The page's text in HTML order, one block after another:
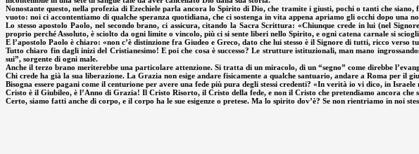
Nonostante questo, nella profezia di Ezechiele parla ancora lo Spirito di Dio, che tramite i giusti, pochi o tanti che
vuoto: noi ci accontentiamo di qualche speranza quotidiana, che ci sostenga in vita appena apriamo gli occhi dopo una
Lo stesso apostolo Paolo, nel secondo brano, ci assicura, citando la Sacra Scrittura: «Chiunque crede in lui (nel
proprio perché Assoluto, è sciolto da ogni limite o vincolo, più ci si sente liberi nello Spirito, e ogni catena carnale si
E l’apostolo Paolo è chiaro: «non c’è distinzione fra Giudeo e Greco, dato che lui stesso è il Signore di tutti, ricco
Tutto chiaro fin dagli inizi del Cristianesimo! E poi che cosa è successo? Le strutture istituzionali, man mano
sui”, sorgente di ogni male.
Anche il terzo brano meriterebbe una particolare attenzione. Si tratta di un miracolo, di un “segno” come direbbe
Chi crede ha già la sua liberazione. La Grazia non esige andare fisicamente a qualche santuario, andare a Roma per il
Bisogna essere pagani come il centurione per avere una fede più pura degli stessi credenti? «In verità io vi dico, in
Cristo è il Giubileo, è l’Anno di Grazia! Il Cristo Risorto, il Cristo della fede, e non il Cristo che pretendiamo ancora
Certo, siamo fatti anche di corpo, e il corpo ha le sue esigenze o pretese. Ma lo spirito dov’è? Se non rientriamo in noi